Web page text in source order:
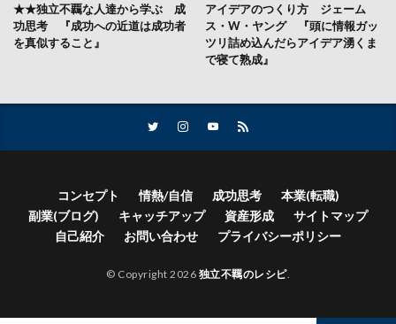
★★独立不覊な人達から学ぶ 成
功思考 『成功への近道は成功者
を真似すること』
アイデアのつくり方 ジェーム
ス・W・ヤング 『頭に情報ガッ
ツリ詰め込んだらアイデア湧くま
で寝て熟成』
コンセプト 情熱/自信 成功思考
本業(転職)
副業(ブログ)
キャッチアップ 資産形成
サイトマップ
自己紹介
お問い合わせ プライバシーポリシー
© Copyright 2026 独立不羈のレシピ.